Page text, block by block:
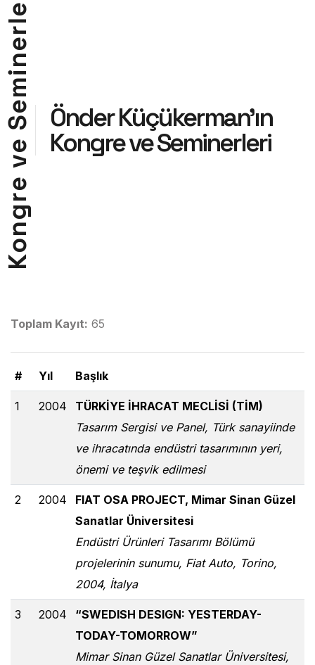
K
o
n
g
r
e
v
e
S
e
m
i
n
e
r
l
e
Önder Küçükerman’ın
Kongre ve Seminerleri
Toplam Kayıt: 65
# Yıl Başlık
1 2004
TÜRKİYE İHRACAT MECLİSİ (TİM)
Tasarım Sergisi ve Panel, Türk sanayiinde
ve ihracatında endüstri tasarımının yeri,
önemi ve teşvik edilmesi
2 2004
FIAT OSA PROJECT, Mimar Sinan Güzel
Sanatlar Üniversitesi
Endüstri Ürünleri Tasarımı Bölümü
projelerinin sunumu, Fiat Auto, Torino,
2004, İtalya
3 2004
“SWEDISH DESIGN: YESTERDAY-
TODAY-TOMORROW”
Mimar Sinan Güzel Sanatlar Üniversitesi,